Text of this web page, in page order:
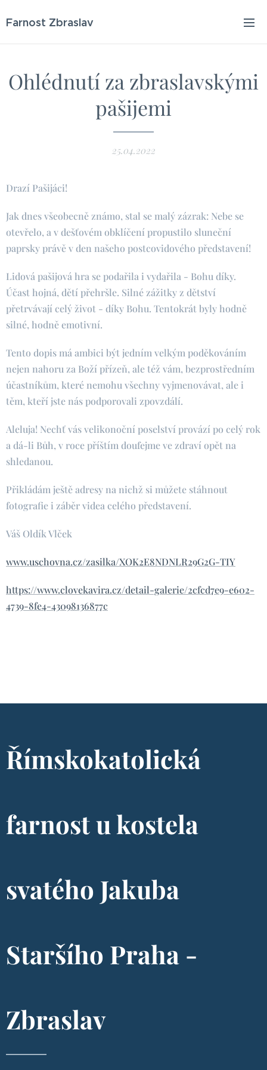
Farnost Zbraslav
Ohlédnutí za zbraslavskými
pašijemi
25.04.2022
Drazí Pašijáci!
Jak dnes všeobecně známo, stal se malý zázrak: Nebe se
otevřelo, a v dešťovém obklíčení propustilo sluneční
paprsky právě v den našeho postcovidového představení!
Lidová pašijová hra se podařila i vydařila - Bohu díky.
Účast hojná, dětí přehršle. Silné zážitky z dětství
přetrvávají celý život - díky Bohu. Tentokrát byly hodně
silné, hodně emotivní.
Tento dopis má ambici být jedním velkým poděkováním
nejen nahoru za Boží přízeň, ale též vám, bezprostředním
účastníkům, které nemohu všechny vyjmenovávat, ale i
těm, kteří jste nás podporovali zpovzdálí.
Aleluja! Nechť vás velikonoční poselství provází po celý rok
a dá-li Bůh, v roce příštím doufejme ve zdraví opět na
shledanou.
Přikládám ještě adresy na nichž si můžete stáhnout
fotografie i záběr videa celého představení.
Váš Oldík Vlček
www.uschovna.cz/zasilka/XOK2E8NDNLR29G2G-TIY
https://www.clovekavira.cz/detail-galerie/2cfcd7e9-e602-
4739-8fe4-43098136877c
Římskokatolická
farnost u kostela
svatého Jakuba
Staršího Praha -
Zbraslav